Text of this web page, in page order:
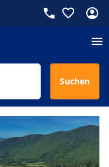
Suchen